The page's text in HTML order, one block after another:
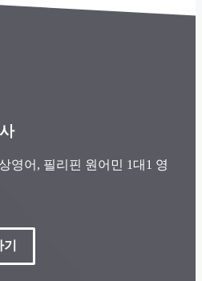
영어, 필리핀 원어민 1대1 영